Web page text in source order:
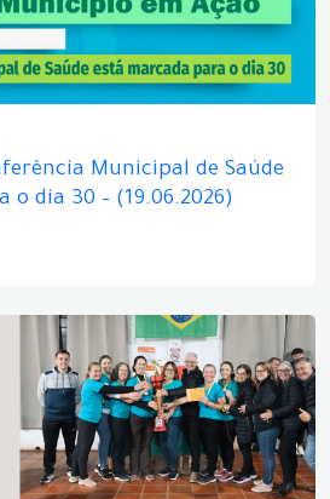
Municipal de Saúde
dia 30 – (19.06.2026)